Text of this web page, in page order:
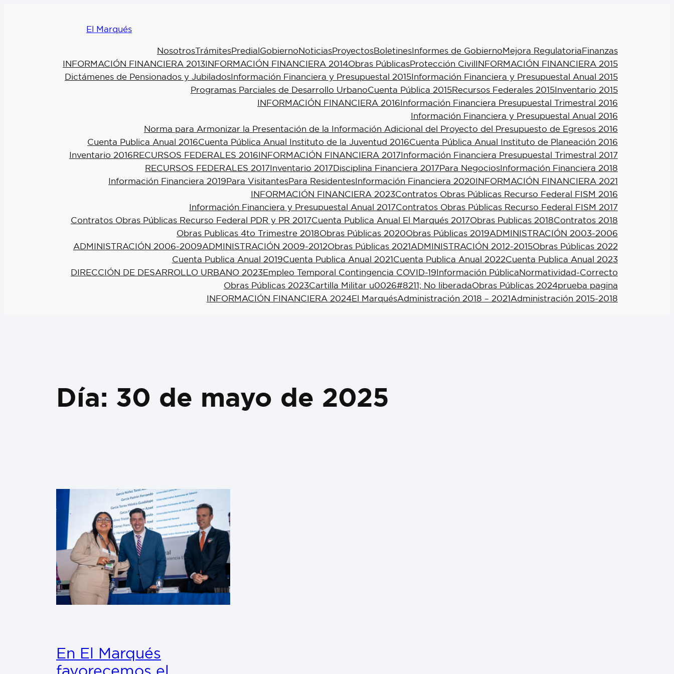
El Marqués
NosotrosTrámitesPredialGobiernoNoticiasProyectosBoletinesInformes de GobiernoMejora RegulatoriaFinanzas
INFORMACIÓN FINANCIERA 2013INFORMACIÓN FINANCIERA 2014Obras PúblicasProtección CivilINFORMACIÓN FINANCIERA 2015
Dictámenes de Pensionados y JubiladosInformación Financiera y Presupuestal 2015Información Financiera y Presupuestal Anual 2015
Programas Parciales de Desarrollo UrbanoCuenta Pública 2015Recursos Federales 2015Inventario 2015
INFORMACIÓN FINANCIERA 2016Información Financiera Presupuestal Trimestral 2016
Información Financiera y Presupuestal Anual 2016
Norma para Armonizar la Presentación de la Información Adicional del Proyecto del Presupuesto de Egresos 2016
Cuenta Publica Anual 2016Cuenta Pública Anual Instituto de la Juventud 2016Cuenta Pública Anual Instituto de Planeación 2016
Inventario 2016RECURSOS FEDERALES 2016INFORMACIÓN FINANCIERA 2017Información Financiera Presupuestal Trimestral 2017
RECURSOS FEDERALES 2017Inventario 2017Disciplina Financiera 2017Para NegociosInformación Financiera 2018
Información Financiera 2019Para VisitantesPara ResidentesInformación Financiera 2020INFORMACIÓN FINANCIERA 2021
INFORMACIÓN FINANCIERA 2023Contratos Obras Públicas Recurso Federal FISM 2016
Información Financiera y Presupuestal Anual 2017Contratos Obras Públicas Recurso Federal FISM 2017
Contratos Obras Públicas Recurso Federal PDR y PR 2017Cuenta Publica Anual El Marqués 2017Obras Publicas 2018Contratos 2018
Obras Publicas 4to Trimestre 2018Obras Públicas 2020Obras Públicas 2019ADMINISTRACIÓN 2003-2006
ADMINISTRACIÓN 2006-2009ADMINISTRACIÓN 2009-2012Obras Públicas 2021ADMINISTRACIÓN 2012-2015Obras Públicas 2022
Cuenta Publica Anual 2019Cuenta Publica Anual 2021Cuenta Publica Anual 2022Cuenta Publica Anual 2023
DIRECCIÓN DE DESARROLLO URBANO 2023Empleo Temporal Contingencia COVID-19Información PúblicaNormatividad-Correcto
Obras Públicas 2023Cartilla Militar u0026#8211; No liberadaObras Públicas 2024prueba pagina
INFORMACIÓN FINANCIERA 2024El MarquésAdministración 2018 – 2021Administración 2015-2018
Día: 30 de mayo de 2025
En El Marqués